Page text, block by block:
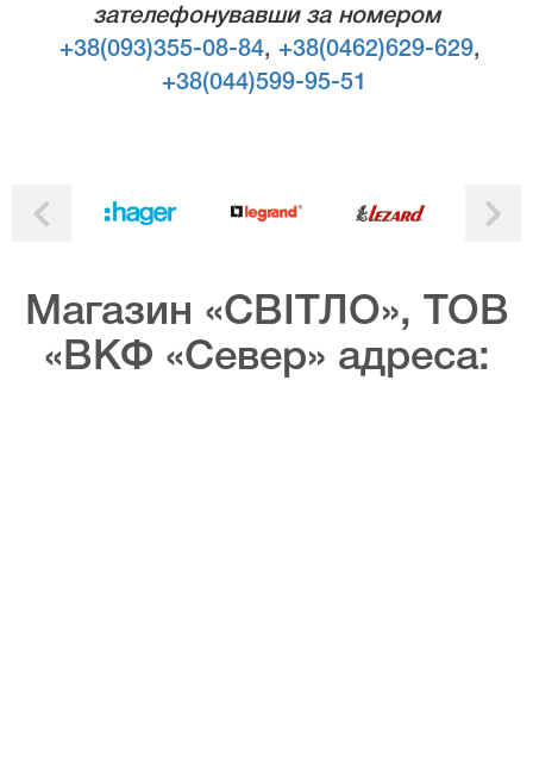
зателефонувавши за номером
+38(093)355-08-84, +38(0462)629-629,
+38(044)599-95-51
Магазин «СВІТЛО», ТОВ
«ВКФ «Север» адреса: